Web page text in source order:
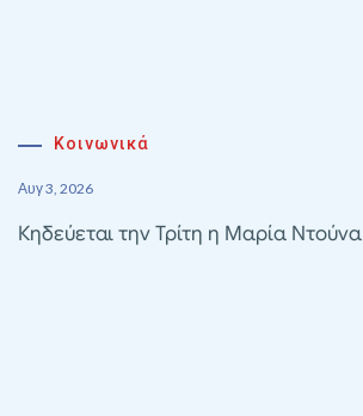
Κοινωνικά
Αυγ 3, 2026
Κηδεύεται την Τρίτη η Μαρία Ντούνα